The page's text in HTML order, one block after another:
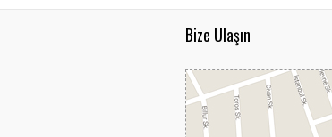
Bize Ulaşın